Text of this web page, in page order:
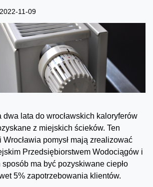
11-09
dwa lata do wrocławskich kaloryferów
z miejskich ścieków. Ten
pomysł mają zrealizować
Przedsiębiorstwem Wodociągów i
ma być pozyskiwane ciepło
5% zapotrzebowania klientów.